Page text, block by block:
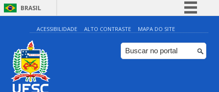
BRASIL
Simplifique!
Comunica BR
Participe
ACESSIBILIDADE ALTO CONTRASTE MAPA DO SITE